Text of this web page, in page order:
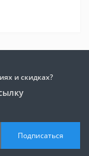
и скидках?
Подписаться